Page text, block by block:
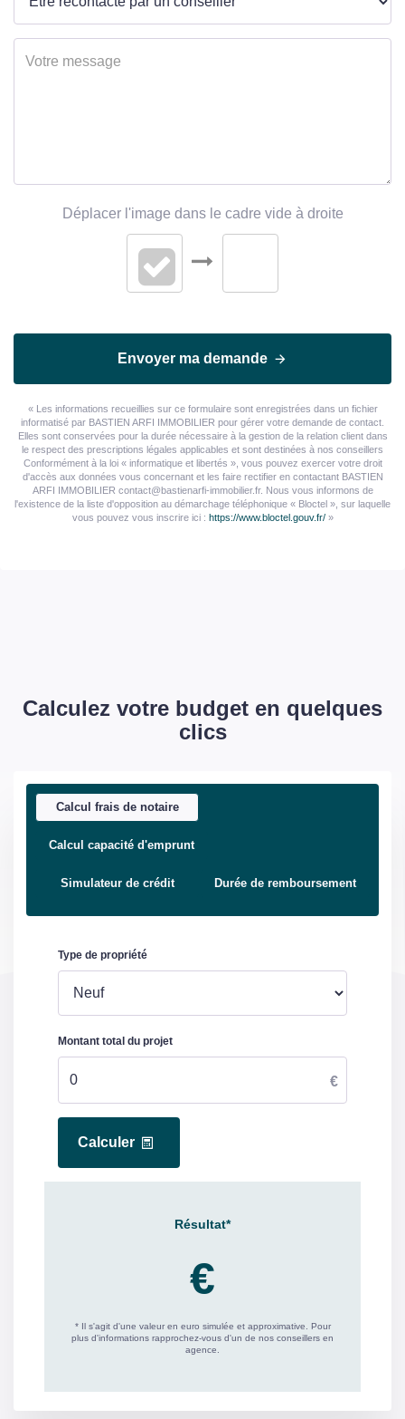
Déplacer l'image dans le cadre vide à droite
Envoyer ma demande
« Les informations recueillies sur ce formulaire sont enregistrées dans un fichier
informatisé par BASTIEN ARFI IMMOBILIER pour gérer votre demande de contact.
Elles sont conservées pour la durée nécessaire à la gestion de la relation client dans
le respect des prescriptions légales applicables et sont destinées à nos conseillers
Conformément à la loi « informatique et libertés », vous pouvez exercer votre droit
d'accès aux données vous concernant et les faire rectifier en contactant BASTIEN
ARFI IMMOBILIER contact@bastienarfi-immobilier.fr. Nous vous informons de
l'existence de la liste d'opposition au démarchage téléphonique « Bloctel », sur laquelle
vous pouvez vous inscrire ici : https://www.bloctel.gouv.fr/»
Calculez votre budget en quelques
clics
Calcul frais de notaire
Calcul capacité d'emprunt
Simulateur de crédit Durée de remboursement